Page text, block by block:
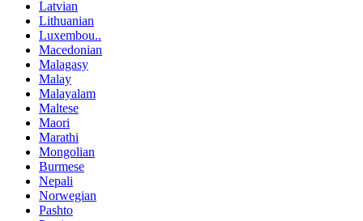
Latvian
Lithuanian
Luxembou..
Macedonian
Malagasy
Malay
Malayalam
Maltese
Maori
Marathi
Mongolian
Burmese
Nepali
Norwegian
Pashto